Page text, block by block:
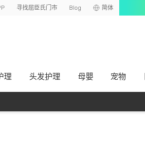
寻找屈臣氏门市 Blog 简体
理 头发护理 母嬰 宠物